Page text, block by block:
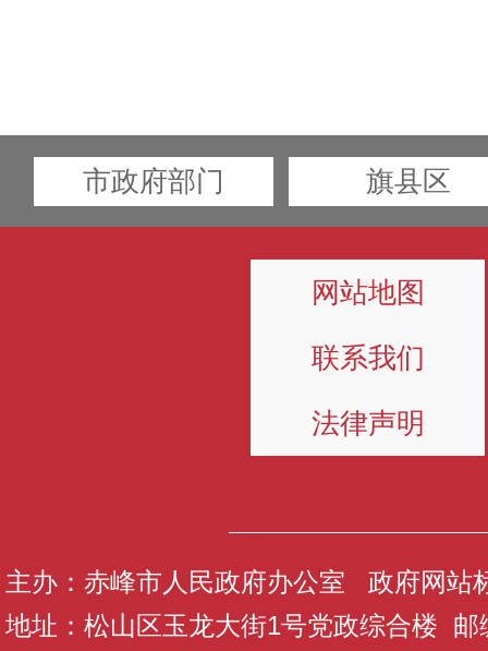
市政府部门 旗县区
网站地图
联系我们
法律声明
主办：赤峰市人民政府办公室 政府网站
地址：松山区玉龙大街1号党政综合楼 邮